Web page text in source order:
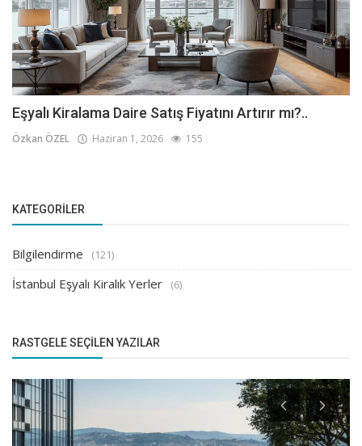
Eşyalı Kiralama Daire Satış Fiyatını Artırır mı?..
Özkan ÖZEL Haziran 1, 2026 155
KATEGORILER
Bilgilendirme (121)
İstanbul Eşyalı Kiralık Yerler (6)
RASTGELE SEÇILEN YAZILAR